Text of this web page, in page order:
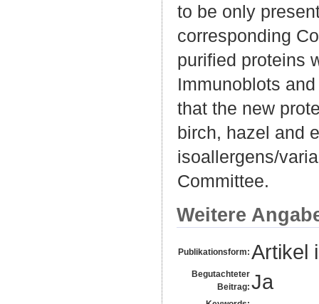
to be only
corresponding
purified proteins
Immunoblots
that the new
birch, hazel and
isoallergens/
Committee.
Weitere
Publikationsform: Artikel
Begutachteter
Beitrag: Ja